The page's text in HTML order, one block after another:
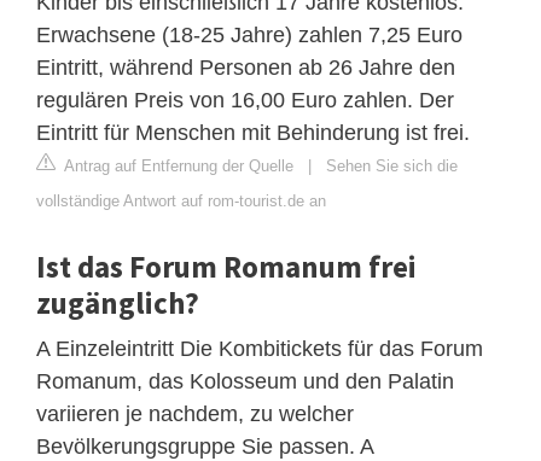
Erwachsene (18-25 Jahre) zahlen 7,25 Euro
Eintritt, während Personen ab 26 Jahre den
regulären Preis von 16,00 Euro zahlen. Der
Eintritt für Menschen mit Behinderung ist frei.
Antrag auf Entfernung der Quelle
Sehen Sie sich die
vollständige Antwort auf rom-tourist.de an
Ist das Forum Romanum frei
zugänglich?
A Einzeleintritt Die Kombitickets für das Forum
Romanum, das Kolosseum und den Palatin
variieren je nachdem, zu welcher
Bevölkerungsgruppe Sie passen. A